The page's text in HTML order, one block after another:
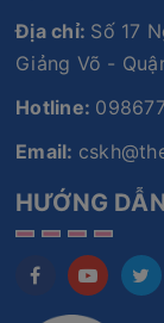
Địa chỉ: Số 17
Giảng Võ -
Hotline:
Email:
HƯỚNG